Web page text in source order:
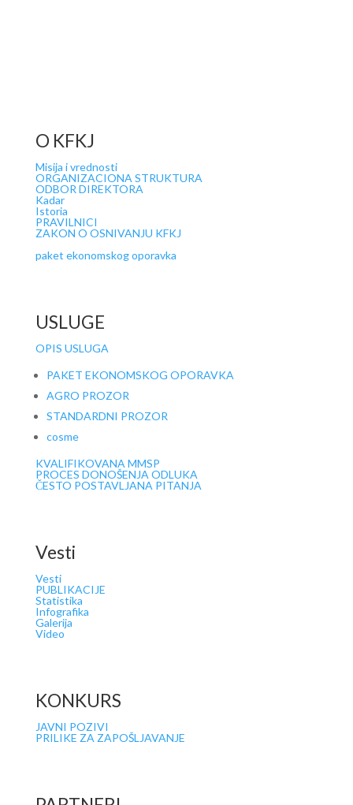
O KFKJ
Misija i vrednosti
ORGANIZACIONA STRUKTURA
ODBOR DIREKTORA
Kadar
Istoria
PRAVILNICI
ZAKON O OSNIVANJU KFKJ
paket ekonomskog oporavka
USLUGE
OPIS USLUGA
PAKET EKONOMSKOG OPORAVKA
AGRO PROZOR
STANDARDNI PROZOR
cosme
KVALIFIKOVANA MMSP
PROCES DONOŠENJA ODLUKA
ČESTO POSTAVLJANA PITANJA
Vesti
Vesti
PUBLIKACIJE
Statistika
Infografika
Galerija
Video
KONKURS
JAVNI POZIVI
PRILIKE ZA ZAPOŠLJAVANJE